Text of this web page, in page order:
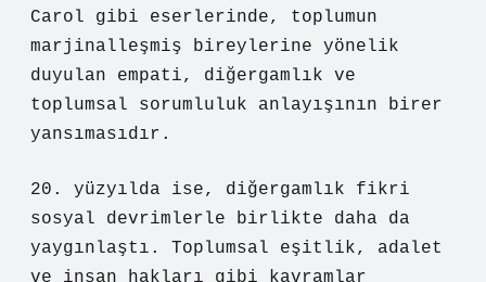
Carol gibi eserlerinde, toplumun
marjinalleşmiş bireylerine yönelik
duyulan empati, diğergamlık ve
toplumsal sorumluluk anlayışının birer
yansımasıdır.
20. yüzyılda ise, diğergamlık fikri
sosyal devrimlerle birlikte daha da
yaygınlaştı. Toplumsal eşitlik, adalet
ve insan hakları gibi kavramlar